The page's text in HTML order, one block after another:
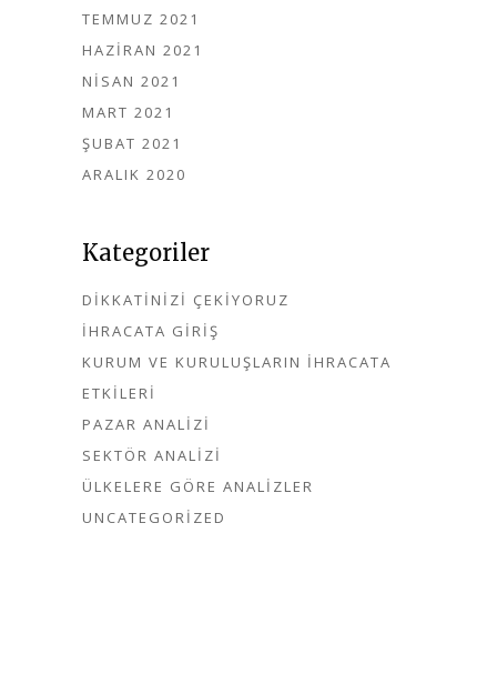
TEMMUZ 2021
HAZIRAN 2021
NISAN 2021
MART 2021
ŞUBAT 2021
ARALIK 2020
Kategoriler
DIKKATINIZI ÇEKIYORUZ
İHRACATA GIRIŞ
KURUM VE KURULUŞLARIN İHRACATA
ETKILERI
PAZAR ANALIZI
SEKTÖR ANALIZI
ÜLKELERE GÖRE ANALIZLER
UNCATEGORIZED